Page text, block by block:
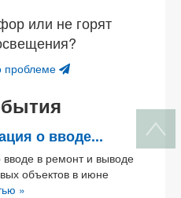
или не горят
проблеме
о вводе...
в ремонт и выводе
объектов в июне
»